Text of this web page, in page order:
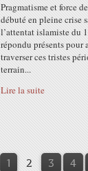
Pragmatisme et force
débuté en pleine crise
l’attentat islamiste du
répondu présents pour
traverser ces tristes
terrain...
Lire la suite
1 2 3 4